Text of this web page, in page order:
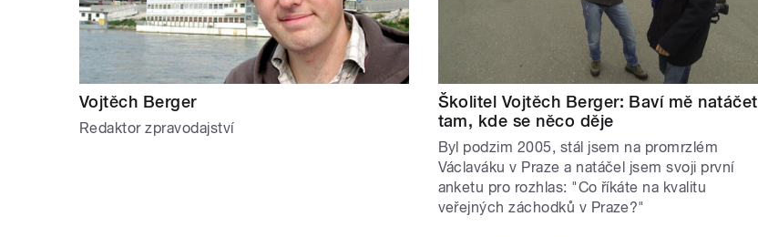
Vojtěch Berger
Redaktor zpravodajství
Školitel Vojtěch Berger: Baví mě natáčet
tam, kde se něco děje
Byl podzim 2005, stál jsem na promrzlém
Václaváku v Praze a natáčel jsem svoji první
anketu pro rozhlas: "Co říkáte na kvalitu
veřejných záchodků v Praze?"